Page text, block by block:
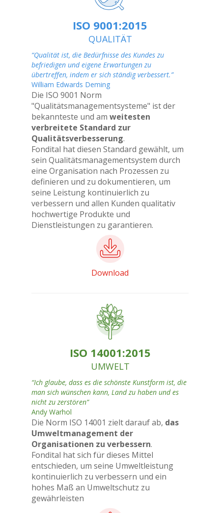
ISO 9001:2015
QUALITÄT
“Qualität ist, die Bedürfnisse des Kundes zu
befriedigen und eigene Erwartungen zu
übertreffen, indem er sich ständig verbessert.”
William Edwards Deming
Die ISO 9001 Norm
"Qualitätsmanagementsysteme" ist der
bekannteste und am weitesten
verbreitete Standard zur
Qualitätsverbesserung.
Fondital hat diesen Standard gewählt, um
sein Qualitätsmanagementsystem durch
eine Organisation nach Prozessen zu
definieren und zu dokumentieren, um
seine Leistung kontinuierlich zu
verbessern und allen Kunden qualitativ
hochwertige Produkte und
Dienstleistungen zu garantieren.
Download
ISO 14001:2015
UMWELT
“Ich glaube, dass es die schönste Kunstform ist, die
man sich wünschen kann, Land zu haben und es
nicht zu zerstören”
Andy Warhol
Die Norm ISO 14001 zielt darauf ab, das
Umweltmanagement der
Organisationen zu verbessern.
Fondital hat sich für dieses Mittel
entschieden, um seine Umweltleistung
kontinuierlich zu verbessern und ein
hohes Maß an Umweltschutz zu
gewährleisten